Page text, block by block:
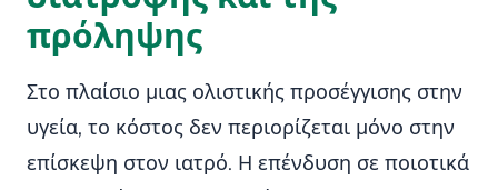
πρόληψης
Στο πλαίσιο μιας ολιστικής προσέγγισης στην
υγεία, το κόστος δεν περιορίζεται μόνο στην
επίσκεψη στον ιατρό. Η επένδυση σε ποιοτικά